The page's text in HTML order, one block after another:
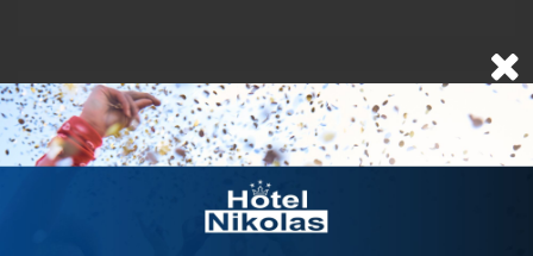
NOVINKY
Objevujte Ostravu během svého pobytu
Prodlužujeme snídaně během hudebních festivalů